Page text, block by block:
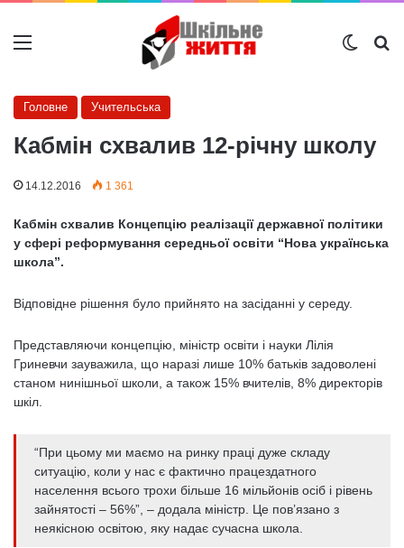
Меню
Головне Учительська
Кабмін схвалив 12-річну школу
14.12.2016 1 361
Кабмін схвалив Концепцію реалізації державної політики
у сфері реформування середньої освіти “Нова українська
школа”.
Відповідне рішення було прийнято на засіданні у середу.
Представляючи концепцію, міністр освіти і науки Лілія
Гриневчи зауважила, що наразі лише 10% батьків задоволені
станом нинішньої школи, а також 15% вчителів, 8% директорів
шкіл.
“При цьому ми маємо на ринку праці дуже складу
ситуацію, коли у нас є фактично працездатного
населення всього трохи більше 16 мільйонів осіб і рівень
зайнятості – 56%”, – додала міністр. Це пов’язано з
неякісною освітою, яку надає сучасна школа.